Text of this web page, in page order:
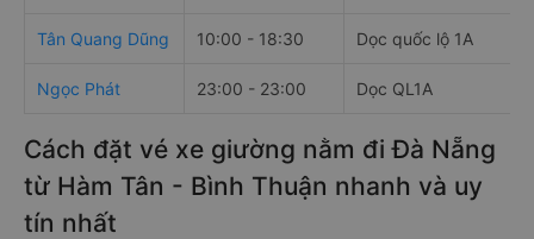
Tân Quang Dũng 10:00 - 18:30 Dọc quốc lộ 1A
Ngọc Phát 23:00 - 23:00 Dọc QL1A
Cách đặt vé xe giường nằm đi Đà Nẵng
từ Hàm Tân - Bình Thuận nhanh và uy
tín nhất